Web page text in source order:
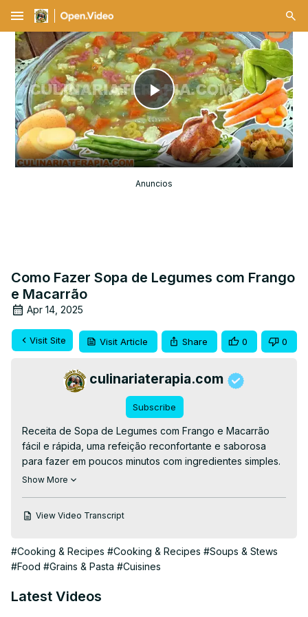
menu
Play
Video
Anuncios
Como Fazer Sopa de Legumes com Frango
e Macarrão
Apr 14, 2025
Visit Site Visit Article Share 0 0
culinariaterapia.com
Subscribe
Receita de Sopa de Legumes com Frango e Macarrão
fácil e rápida, uma refeição reconfortante e saborosa
para fazer em poucos minutos com ingredientes simples.
👉RECEITA ESCRITA👉
#sopadeletras
Show More
View Video Transcript
#Cooking & Recipes #Cooking & Recipes #Soups & Stews
#Food #Grains & Pasta #Cuisines
Latest Videos